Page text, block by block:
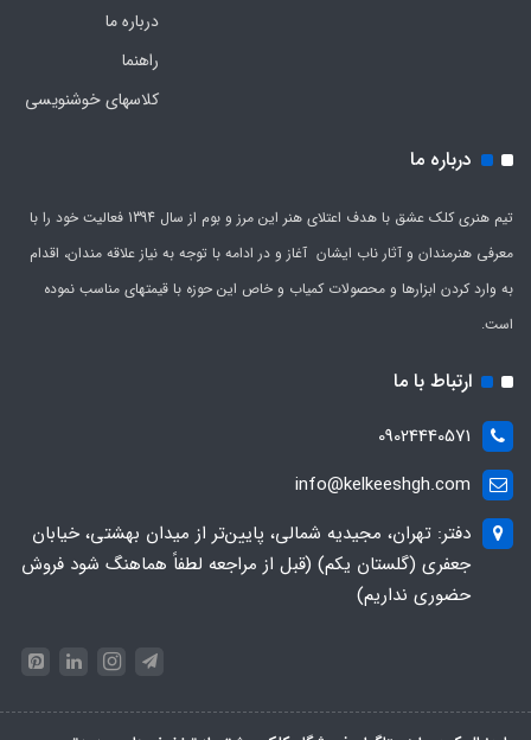
درباره ما
راهنما
کلاسهای خوشنویسی
درباره ما
تیم هنری کلک عشق با هدف اعتلای هنر این مرز و بوم از سال 1394 فعالیت خود را با
معرفی هنرمندان و آثار ناب ایشان آغاز و در ادامه با توجه به نیاز علاقه مندان، اقدام
به وارد کردن ابزارها و محصولات کمیاب و خاص این حوزه با قیمتهای مناسب نموده
است.
ارتباط با ما
09024440571
info@kelkeeshgh.com
دفتر: تهران، مجیدیه شمالی، پایین‌تر از میدان بهشتی، خیابان
جعفری (گلستان یکم) (قبل از مراجعه لطفاً هماهنگ شود فروش
حضوری نداریم)